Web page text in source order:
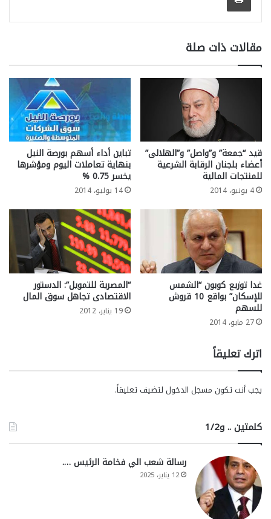
مقالات ذات صلة
قيد “جمعة” و”واصل” و”الهلالى”
أعضاء بلجنان الرقابة الشرعية
للمنتجات المالية
4 يونيو، 2014
تباين أداء أسهم بورصة النيل
بنهاية تعاملات اليوم ومؤشرها
يخسر 0.75 %
14 يوليو، 2014
غدا توزيع كوبون “الشمس
للإسكان” بواقع 10 قروش
للسهم
27 مايو، 2014
“المصرية للتمويل”: الدستور
الاقتصادى تجاهل سوق المال
19 يناير، 2012
اترك تعليقاً
يجب أنت تكون مسجل الدخول لتضيف تعليقاً.
كلمتين .. و1/2
رسالة شعب الي فخامة الرئيس ….
12 يناير، 2025